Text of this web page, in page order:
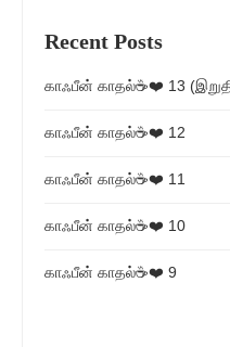
Recent Posts
காஃபீன் காதல்☕❤️ 13
காஃபீன் காதல்☕❤️ 12
காஃபீன் காதல்☕❤️ 11
காஃபீன் காதல்☕❤️ 10
காஃபீன் காதல்☕❤️ 9